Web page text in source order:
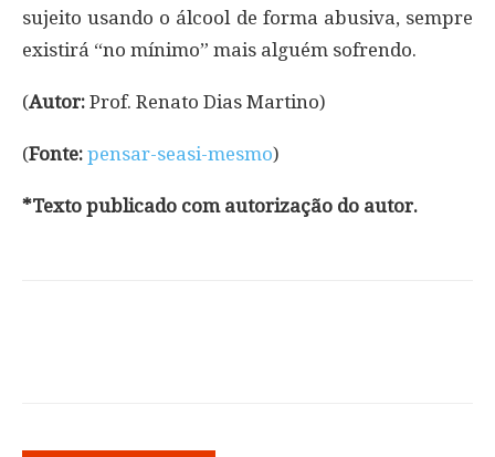
sujeito usando o álcool de forma abusiva, sempre
existirá “no mínimo” mais alguém sofrendo.
(Autor: Prof. Renato Dias Martino)
(Fonte: pensar-seasi-mesmo)
*Texto publicado com autorização do autor.